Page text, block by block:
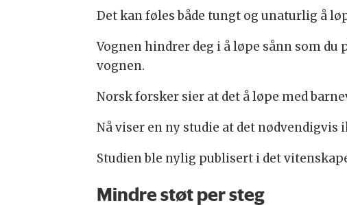
Det kan føles både tungt og unaturlig å
Vognen hindrer deg i å løpe sånn som
vognen.
Norsk forsker sier at det å løpe med
Nå viser en ny studie at det
Studien ble nylig publisert i det
Mindre støt per steg